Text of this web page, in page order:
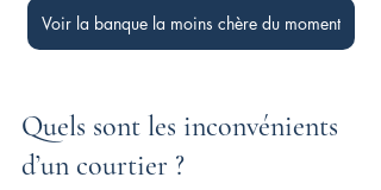
Voir la banque la moins chère du moment
Quels sont les inconvénients
d’un courtier ?